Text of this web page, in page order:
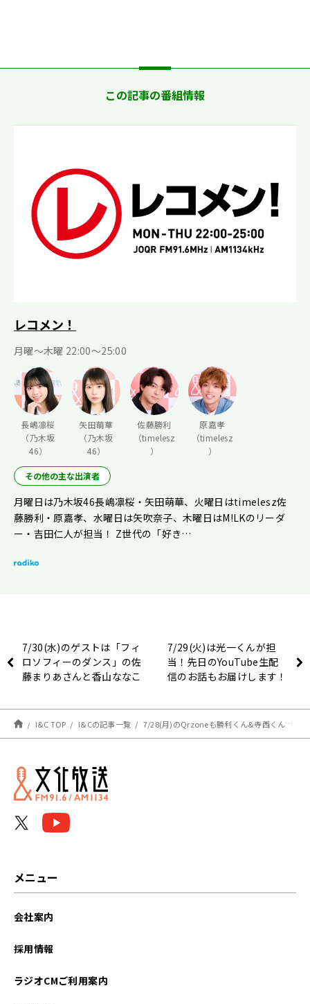
この記事の番組情報
レコメン！
月曜〜木曜 22:00〜25:00
長嶋凛桜
（乃木坂
46）
矢田萌華
（乃木坂
46）
佐藤勝利
（timelesz
）
原嘉孝
（timelesz
）
その他の主な出演者
月曜日は乃木坂46長嶋凛桜・矢田萌華、火曜日はtimelesz佐
藤勝利・原嘉孝、水曜日は矢吹奈子、木曜日はM!LKのリーダ
ー・吉田仁人が担当！ Z世代の「好き…
7/30(水)のゲストは「フィ
ロソフィーのダンス」の佐
藤まりあさんと香山ななこ
ン！】
7/29(火)は光一くんが担
当！先日のYouTube生配
信のお話もお届けします！
I&C TOP I&Cの記事一覧 7/28(月)のQrzoneも勝利くん&寺西くん&原くんが担当です！
メニュー
会社案内
採用情報
ラジオCMご利用案内